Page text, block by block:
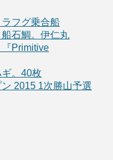
フグ乗合船
石鯛。伊仁丸
Primitive
。40枚
2015 1次勝山予選